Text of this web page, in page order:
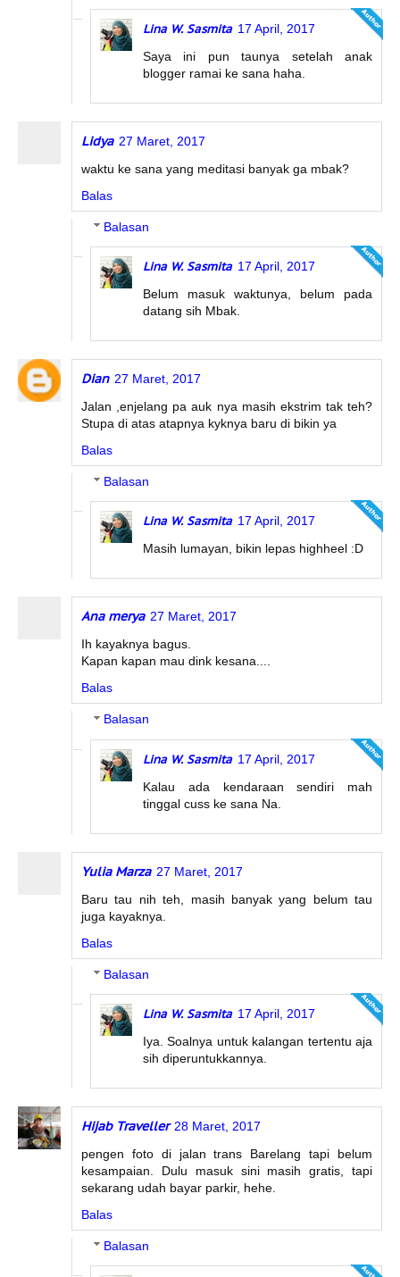
Lina W. Sasmita 17 April, 2017
Saya ini pun taunya setelah anak
blogger ramai ke sana haha.
Lidya 27 Maret, 2017
waktu ke sana yang meditasi banyak ga mbak?
Balas
Balasan
Lina W. Sasmita 17 April, 2017
Belum masuk waktunya, belum pada
datang sih Mbak.
Dian 27 Maret, 2017
Jalan ,enjelang pa auk nya masih ekstrim tak teh?
Stupa di atas atapnya kyknya baru di bikin ya
Balas
Balasan
Lina W. Sasmita 17 April, 2017
Masih lumayan, bikin lepas highheel :D
Ana merya 27 Maret, 2017
Ih kayaknya bagus.
Kapan kapan mau dink kesana....
Balas
Balasan
Lina W. Sasmita 17 April, 2017
Kalau ada kendaraan sendiri mah
tinggal cuss ke sana Na.
Yulia Marza 27 Maret, 2017
Baru tau nih teh, masih banyak yang belum tau
juga kayaknya.
Balas
Balasan
Lina W. Sasmita 17 April, 2017
Iya. Soalnya untuk kalangan tertentu aja
sih diperuntukkannya.
Hijab Traveller 28 Maret, 2017
pengen foto di jalan trans Barelang tapi belum
kesampaian. Dulu masuk sini masih gratis, tapi
sekarang udah bayar parkir, hehe.
Balas
Balasan